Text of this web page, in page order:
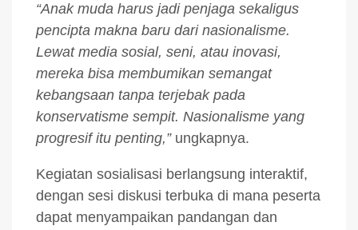
“Anak muda harus jadi penjaga sekaligus
pencipta makna baru dari nasionalisme.
Lewat media sosial, seni, atau inovasi,
mereka bisa membumikan semangat
kebangsaan tanpa terjebak pada
konservatisme sempit. Nasionalisme yang
progresif itu penting,”ungkapnya.
Kegiatan sosialisasi berlangsung interaktif,
dengan sesi diskusi terbuka di mana peserta
dapat menyampaikan pandangan dan